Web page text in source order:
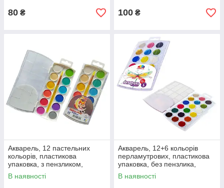
80 ₴ 100 ₴
Акварель, 12 пастельних
кольорів, пластикова
упаковка, з пензликом,
"RUDIX", ГАММА'UA
В наявності
Акварель, 12+6 кольорів
перламутрових, пластикова
упаковка, без пензлика,
"Творчість", ГАММА'UA
В наявності